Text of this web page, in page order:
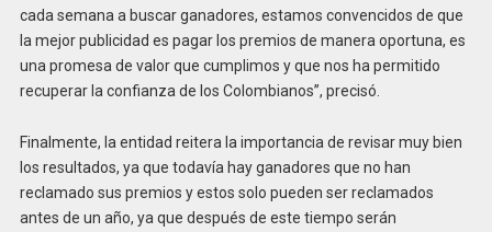
cada semana a buscar ganadores, estamos convencidos de que
la mejor publicidad es pagar los premios de manera oportuna, es
una promesa de valor que cumplimos y que nos ha permitido
recuperar la confianza de los Colombianos”, precisó.
Finalmente, la entidad reitera la importancia de revisar muy bien
los resultados, ya que todavía hay ganadores que no han
reclamado sus premios y estos solo pueden ser reclamados
antes de un año, ya que después de este tiempo serán